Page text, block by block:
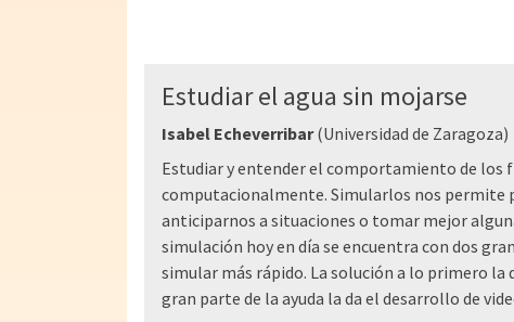
Estudiar el agua sin mojarse
Isabel Echeverribar(Universidad de Zaragoza)
Estudiar y entender el comportamiento de
computacionalmente. Simularlos nos permite
anticiparnos a situaciones o tomar mejor
simulación hoy en día se encuentra con dos
simular más rápido. La solución a lo primero la
gran parte de la ayuda la da el desarrollo de